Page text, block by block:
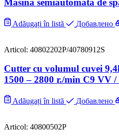
Masina semiautomata de
Adăugați în listă Добавлено
Articol: 40802202P/40780912S
Cutter cu volumul cuvei
1500 – 2800 r./min C9 VV
Adăugați în listă Добавлено
Articol: 40800502P